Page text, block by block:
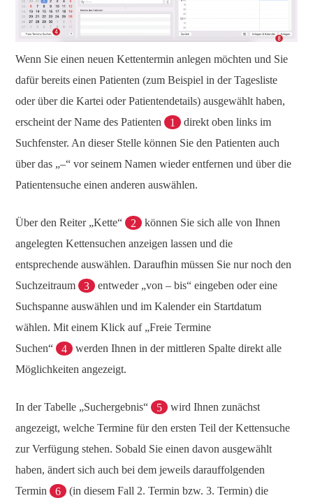
Wenn Sie einen neuen Kettentermin anlegen möchten und Sie
dafür bereits einen Patienten (zum Beispiel in der Tagesliste
oder über die Kartei oder Patientendetails) ausgewählt haben,
erscheint der Name des Patienten
1
direkt oben links im
Suchfenster. An dieser Stelle können Sie den Patienten auch
über das „–“ vor seinem Namen wieder entfernen und über die
Patientensuche einen anderen auswählen.
Über den Reiter „Kette“ 2
können Sie sich alle von Ihnen
angelegten Kettensuchen anzeigen lassen und die
entsprechende auswählen. Daraufhin müssen Sie nur noch den
Suchzeitraum
3
entweder „von – bis“ eingeben oder eine
Suchspanne auswählen und im Kalender ein Startdatum
wählen. Mit einem Klick auf „Freie Termine
Suchen“
4
werden Ihnen in der mittleren Spalte direkt alle
Möglichkeiten angezeigt.
In der Tabelle „Suchergebnis“ 5
wird Ihnen zunächst
angezeigt, welche Termine für den ersten Teil der Kettensuche
zur Verfügung stehen. Sobald Sie einen davon ausgewählt
haben, ändert sich auch bei dem jeweils darauffolgenden
Termin
6
(in diesem Fall 2. Termin bzw. 3. Termin) die